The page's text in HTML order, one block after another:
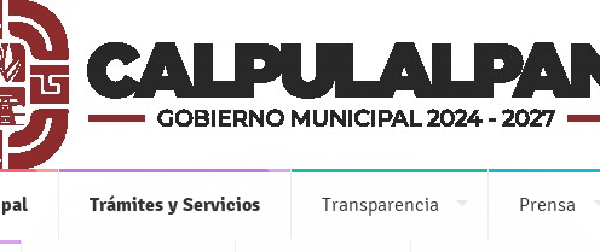
Trámites y Servicios Transparencia Prensa